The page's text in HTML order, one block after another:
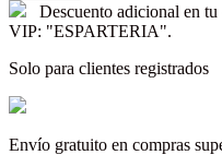
Descuento adicional en
VIP: "ESPARTERIA".
Solo para clientes registrados
Envío gratuito en compras